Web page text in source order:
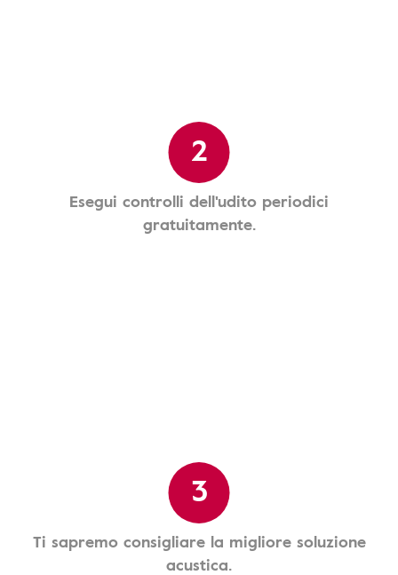
2
Esegui controlli dell'udito periodici
gratuitamente.
3
Ti sapremo consigliare la migliore soluzione
acustica.